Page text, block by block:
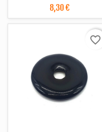
8,30 €
favorite_border